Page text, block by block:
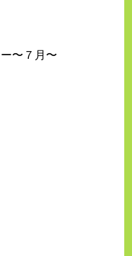
〜７月〜